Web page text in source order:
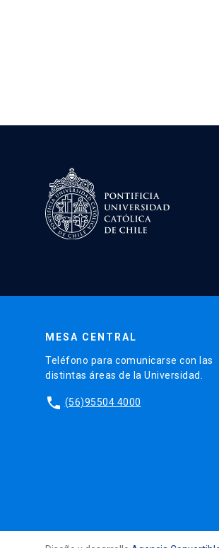
MESA CENTRAL
Teléfono para comunicarse con las
distintas áreas de la Universidad.
phone (56)95504 4000